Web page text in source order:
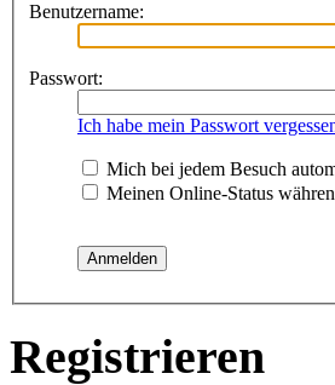
Benutzername:
Passwort:
Ich habe mein Passwort
Mich bei jedem Besuch
Meinen Online-Status
Registrieren